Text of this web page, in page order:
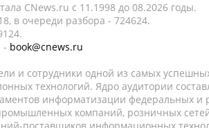
CNews.ru c 11.1998 до 08.2026 годы.
в очереди разбора - 724624.
- book@cnews.ru
и сотрудники одной из самых
технологий. Ядро аудитории
информатизации федеральных и
компаний, розничных